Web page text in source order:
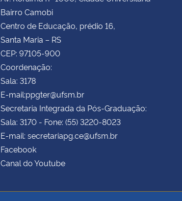
Bairro Camobi
Centro de Educação, prédio 16,
Santa Maria – RS
CEP: 97105-900
Coordenação:
Sala: 3178
E-mail:ppgter@ufsm.br
Secretaria Integrada da Pós-Graduação:
Sala: 3170 - Fone: (55) 3220-8023
E-mail: secretariapg.ce@ufsm.br
Facebook
Canal do Youtube